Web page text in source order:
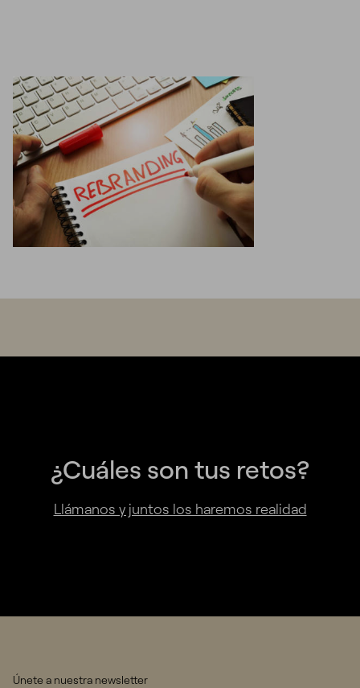
¿Cuáles son tus retos?
Llámanos y juntos los haremos realidad
Únete a nuestra newsletter